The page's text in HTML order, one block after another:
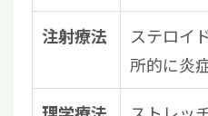
注射療法
ステロイ
所的に炎